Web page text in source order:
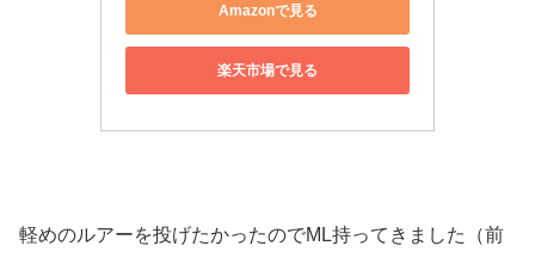
Amazonで見る
楽天市場で見る
軽めのルアーを投げたかったのでML持ってきました（前